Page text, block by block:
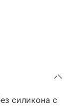
силикона с